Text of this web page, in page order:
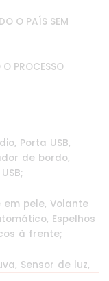
O PAÍS SEM
PROCESSO
Porta USB,
de bordo,
pele, Volante
Espelhos
à frente;
Sensor de luz,